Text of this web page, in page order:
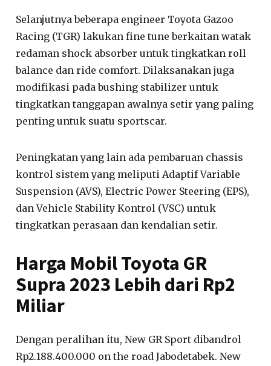
Selanjutnya beberapa engineer Toyota Gazoo
Racing (TGR) lakukan fine tune berkaitan watak
redaman shock absorber untuk tingkatkan roll
balance dan ride comfort. Dilaksanakan juga
modifikasi pada bushing stabilizer untuk
tingkatkan tanggapan awalnya setir yang paling
penting untuk suatu sportscar.
Peningkatan yang lain ada pembaruan chassis
kontrol sistem yang meliputi Adaptif Variable
Suspension (AVS), Electric Power Steering (EPS),
dan Vehicle Stability Kontrol (VSC) untuk
tingkatkan perasaan dan kendalian setir.
Harga Mobil Toyota GR
Supra 2023 Lebih dari Rp2
Miliar
Dengan peralihan itu, New GR Sport dibandrol
Rp2.188.400.000 on the road Jabodetabek. New